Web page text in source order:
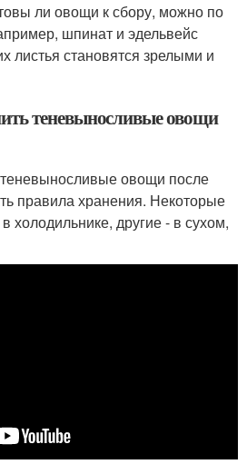
ли овощи к сбору, можно по
шпинат и эдельвейс
листья становятся зрелыми и
теневыносливые овощи
овощи после
правила хранения. Некоторые
холодильнике, другие - в сухом,